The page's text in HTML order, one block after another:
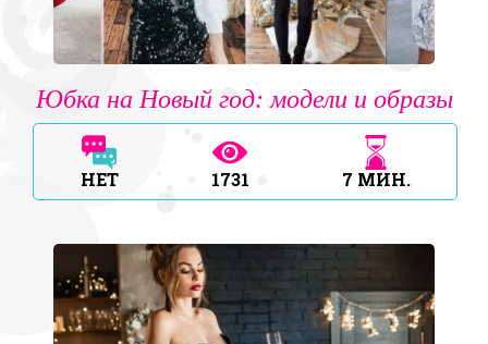
Юбка на Новый год: модели и образы
НЕТ 1731 7 МИН.